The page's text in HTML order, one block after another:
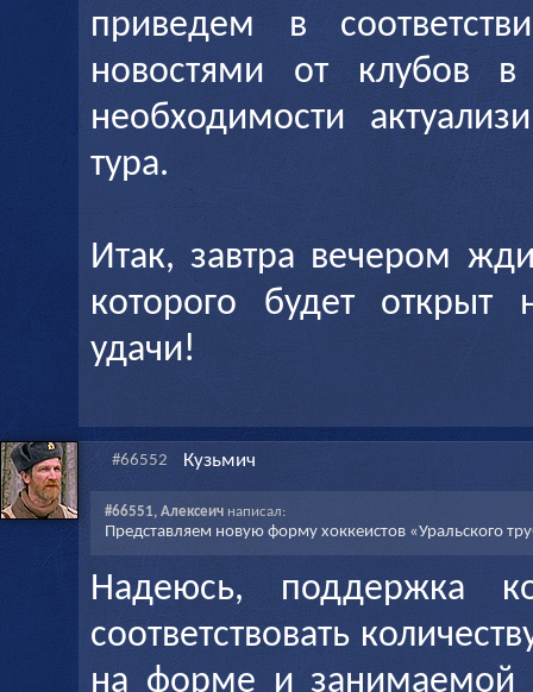
приведем в
новостями от клубов
необходимости
тура.
Итак, завтра вечером
которого будет
удачи!
#66552 Кузьмич
#66551, Алексеичнаписал:
Представляем новую форму хоккеистов «Уральского
Надеюсь, поддержка
соответствовать
на форме и занимаемой